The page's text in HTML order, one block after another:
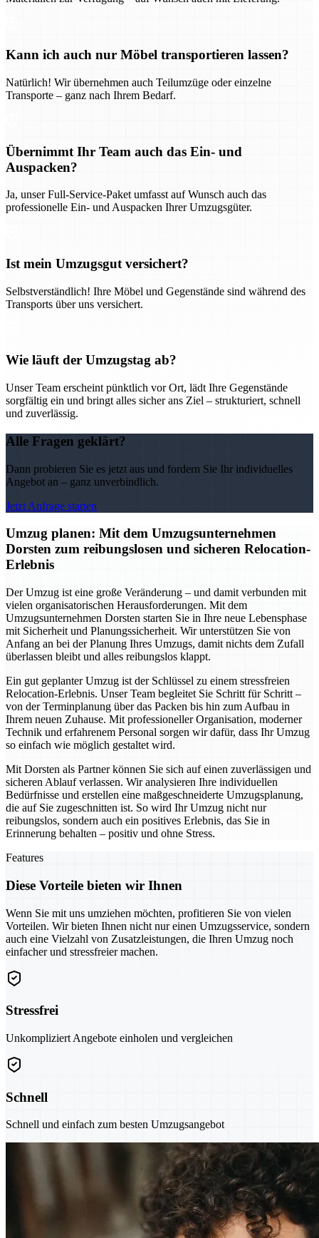
Kann ich auch nur Möbel transportieren lassen?
Natürlich! Wir übernehmen auch Teilumzüge oder einzelne
Transporte – ganz nach Ihrem Bedarf.
Übernimmt Ihr Team auch das Ein- und
Auspacken?
Ja, unser Full-Service-Paket umfasst auf Wunsch auch das
professionelle Ein- und Auspacken Ihrer Umzugsgüter.
Ist mein Umzugsgut versichert?
Selbstverständlich! Ihre Möbel und Gegenstände sind während des
Transports über uns versichert.
Wie läuft der Umzugstag ab?
Unser Team erscheint pünktlich vor Ort, lädt Ihre Gegenstände
sorgfältig ein und bringt alles sicher ans Ziel – strukturiert, schnell
und zuverlässig.
Alle Fragen geklärt?
Dann probieren Sie es jetzt aus und fordern Sie Ihr individuelles
Angebot an – ganz unverbindlich.
Jetzt Anfrage starten
Umzug planen: Mit dem Umzugsunternehmen
Dorsten zum reibungslosen und sicheren Relocation-
Erlebnis
Der Umzug ist eine große Veränderung – und damit verbunden mit
vielen organisatorischen Herausforderungen. Mit dem
Umzugsunternehmen Dorsten starten Sie in Ihre neue Lebensphase
mit Sicherheit und Planungssicherheit. Wir unterstützen Sie von
Anfang an bei der Planung Ihres Umzugs, damit nichts dem Zufall
überlassen bleibt und alles reibungslos klappt.
Ein gut geplanter Umzug ist der Schlüssel zu einem stressfreien
Relocation-Erlebnis. Unser Team begleitet Sie Schritt für Schritt –
von der Terminplanung über das Packen bis hin zum Aufbau in
Ihrem neuen Zuhause. Mit professioneller Organisation, moderner
Technik und erfahrenem Personal sorgen wir dafür, dass Ihr Umzug
so einfach wie möglich gestaltet wird.
Mit Dorsten als Partner können Sie sich auf einen zuverlässigen und
sicheren Ablauf verlassen. Wir analysieren Ihre individuellen
Bedürfnisse und erstellen eine maßgeschneiderte Umzugsplanung,
die auf Sie zugeschnitten ist. So wird Ihr Umzug nicht nur
reibungslos, sondern auch ein positives Erlebnis, das Sie in
Erinnerung behalten – positiv und ohne Stress.
Features
Diese Vorteile bieten wir Ihnen
Wenn Sie mit uns umziehen möchten, profitieren Sie von vielen
Vorteilen. Wir bieten Ihnen nicht nur einen Umzugsservice, sondern
auch eine Vielzahl von Zusatzleistungen, die Ihren Umzug noch
einfacher und stressfreier machen.
Stressfrei
Unkompliziert Angebote einholen und vergleichen
Schnell
Schnell und einfach zum besten Umzugsangebot